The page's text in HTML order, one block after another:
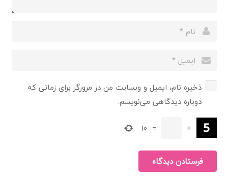
ذخیره نام، ایمیل و وبسایت من در مرورگر برای زمانی که
دوباره دیدگاهی می‌نویسم.
+
=
10
فرستادن دیدگاه